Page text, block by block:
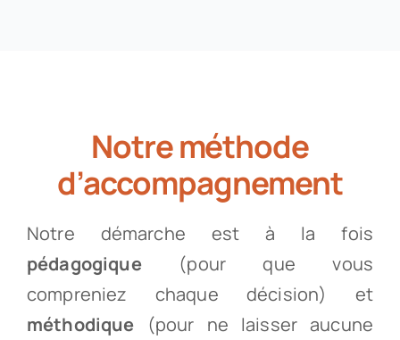
Notre méthode
d’accompagnement
Notre démarche est à la fois
pédagogique(pour que vous
compreniez chaque décision) et
méthodique (pour ne laisser aucune